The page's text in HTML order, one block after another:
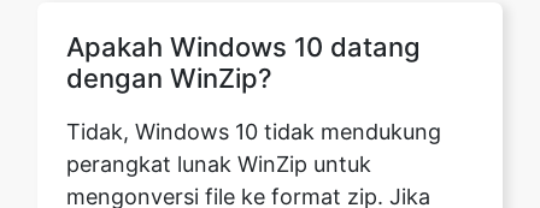
perangkat lunak WinZip untuk
mengonversi file ke format zip. Jika
Anda ingin menggunakan WinZip, Anda
harus mengunduh dan menginstalnya
secara terpisah. Atau, Anda dapat